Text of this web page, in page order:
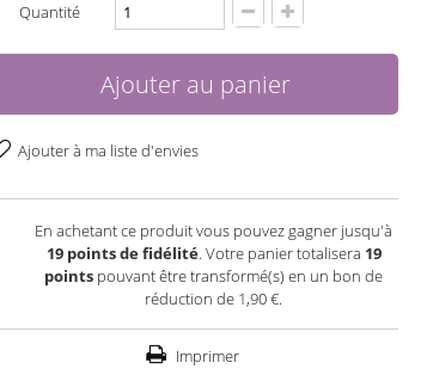
Quantité
Ajouter au panier
Ajouter à ma liste d'envies
En achetant ce produit vous pouvez gagner jusqu'à
19points de fidélité. Votre panier totalisera 19
points pouvant être transformé(s) en un bon de
réduction de 1,90 €.
Imprimer